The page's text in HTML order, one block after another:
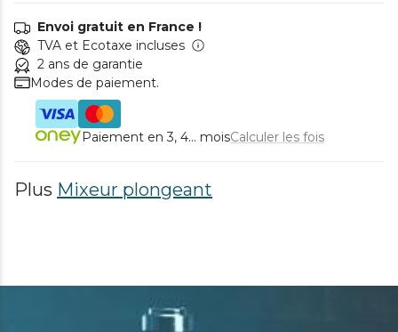
Envoi gratuit en France !
TVA et Ecotaxe incluses
2 ans de garantie
Modes de paiement.
Paiement en 3, 4... moisCalculer les fois
Plus Mixeur plongeant